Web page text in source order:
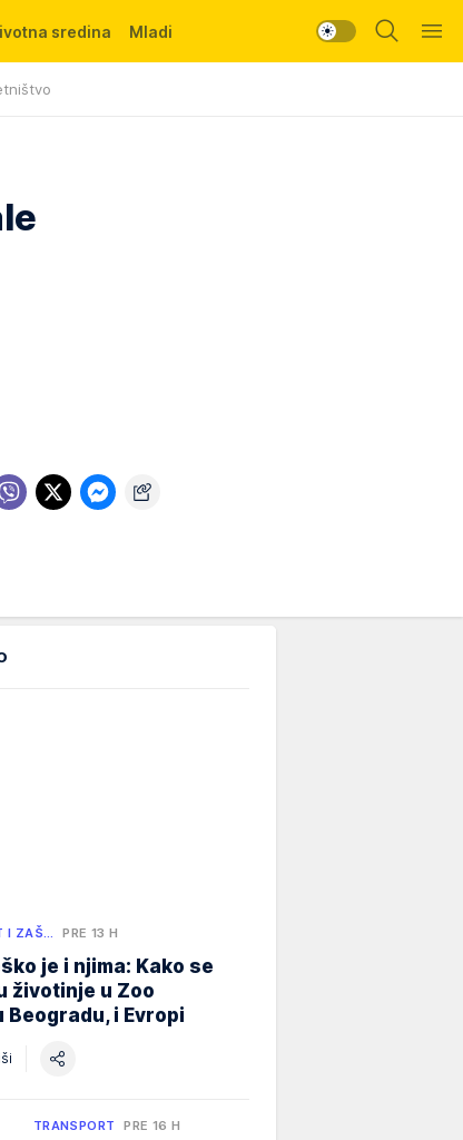
sredina Mladi
I ZAŠ… PRE 13 H
je i njima: Kako se
životinje u Zoo
Beogradu, i Evropi
TRANSPORT PRE 16 H